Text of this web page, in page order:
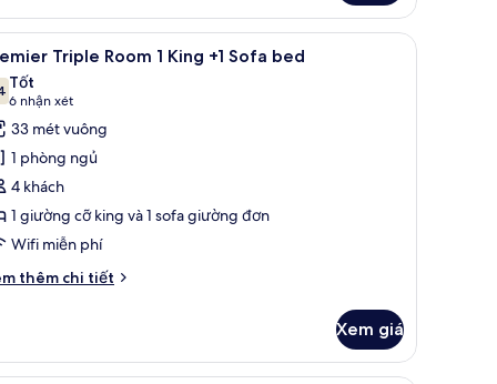
bảo mật tại phòng, bàn, màn/rèm cản sáng, phòng cách âm
Premier Triple Room 1 King +1 Sofa bed |
5 Triple Room 1 King +1 Sofa bed
trên 10
Tốt
6 nhận xét
(6
nhận
xét)
33 mét vuông
1 phòng ngủ
4 khách
1 giường cỡ king và 1 sofa giường đơn
Wifi miễn phí
thêm chi tiết
Xem giá